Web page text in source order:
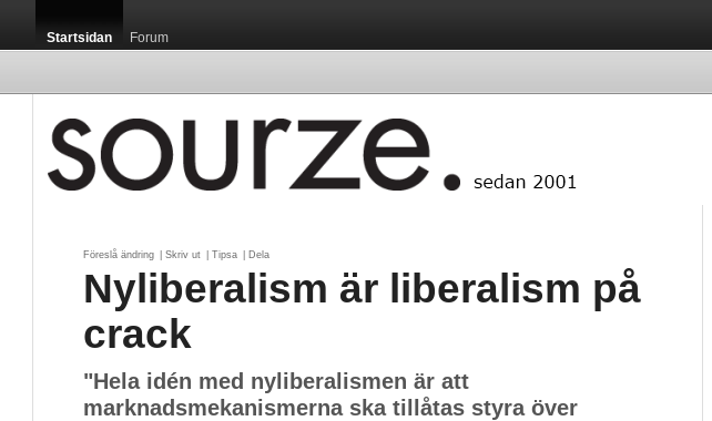
Startsidan Forum
Föreslå ändring Skriv ut Tipsa Dela
Nyliberalism är liberalism på
crack
"Hela idén med nyliberalismen är att
marknadsmekanismerna ska tillåtas styra över